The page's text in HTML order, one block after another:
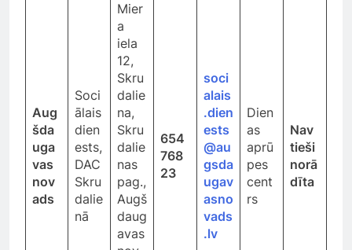
Aug
šda
uga
vas
nov
ads
Soci
ālais
dien
ests,
DAC
Skru
dalie
nā
Mier
a
iela
12,
Skru
dalie
na,
Skru
dalie
nas
pag.,
Augš
daug
avas
654
768
23
soci
alais
.dien
ests
@au
gsda
ugav
asno
vads
.lv
Dien
as
aprū
pes
cent
rs
Nav
tieši
norā
dīta